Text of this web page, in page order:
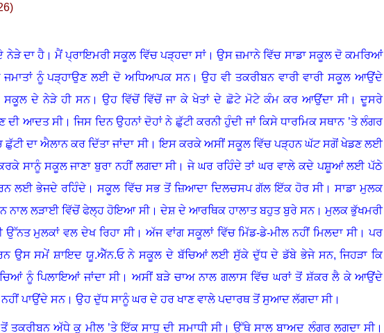
ਨੇੜੇ ਦਾ ਹੈ।ਮੈਂ ਪ੍ਰਾਇਮਰੀ ਸਕੂਲ ਵਿੱਚ ਪੜ੍ਹਦਾ ਸਾਂ।ਉਸ ਜ਼ਮਾਨੇ ਵਿੱਚ ਸਾਡਾ ਸਕੂਲ ਦੋ ਕਮਰਿਆਂ
ਜਮਾਤਾਂ ਨੂੰ ਪੜ੍ਹਾਉਣ ਲਈ ਦੋ ਅਧਿਆਪਕ ਸਨ।ਉਹ ਵੀ ਤਕਰੀਬਨ ਵਾਰੀ ਵਾਰੀ ਸਕੂਲ ਆਉਂਦੇ
ਸਕੂਲ ਦੇ ਨੇੜੇ ਹੀ ਸਨ। ਉਹ ਵਿੱਚੋਂ ਵਿੱਚੋਂ ਜਾ ਕੇ ਖੇਤਾਂ ਦੇ ਛੋਟੇ ਮੋਟੇ ਕੰਮ ਕਰ ਆਉਂਦਾ ਸੀ।ਦੂਸਰੇ
ਦੀ ਆਦਤ ਸੀ।ਜਿਸ ਦਿਨ ਉਹਨਾਂ ਦੋਹਾਂ ਨੇ ਛੁੱਟੀ ਕਰਨੀ ਹੁੰਦੀ ਜਾਂ ਕਿਸੇ ਧਾਰਮਿਕ ਸਥਾਨ ’ਤੇ ਲੰਗਰ
ਦਾ ਐਲਾਨ ਕਰ ਦਿੱਤਾ ਜਾਂਦਾ ਸੀ।ਇਸ ਕਰਕੇ ਅਸੀਂ ਸਕੂਲ ਵਿੱਚ ਪੜ੍ਹਨ ਘੱਟ ਸਗੋਂ ਖੇਡਣ ਲਈ
ਸਾਨੂੰ ਸਕੂਲ ਜਾਣਾ ਬੁਰਾ ਨਹੀਂ ਲਗਦਾ ਸੀ।ਜੇ ਘਰ ਰਹਿੰਦੇ ਤਾਂ ਘਰ ਵਾਲੇ ਕਦੇ ਪਸ਼ੂਆਂ ਲਈ ਪੱਠੇ
ਲਈ ਭੇਜਦੇ ਰਹਿੰਦੇ ।ਸਕੂਲ ਵਿੱਚ ਸਭ ਤੋਂ ਜ਼ਿਆਦਾ ਦਿਲਚਸਪ ਗੱਲ ਇੱਕ ਹੋਰ ਸੀ। ਸਾਡਾ ਮੁਲਕ
ਨਾਲ ਲੜਾਈ ਵਿੱਚੋਂ ਫੇਲ੍ਹ ਹੋਇਆ ਸੀ।ਦੇਸ਼ ਦੇ ਆਰਥਿਕ ਹਾਲਾਤ ਬਹੁਤ ਬੁਰੇ ਸਨ। ਮੁਲਕ ਭੁੱਖਮਰੀ
ਉੱਨਤ ਮੁਲਕਾਂ ਵਲ ਦੇਖ ਰਿਹਾ ਸੀ। ਅੱਜ ਵਾਂਗ ਸਕੂਲਾਂ ਵਿੱਚ ਮਿੱਡ-ਡੇ-ਮੀਲ ਨਹੀਂ ਮਿਲਦਾ ਸੀ।ਪਰ
ਉਸ ਸਮੇਂ ਸ਼ਾਇਦ ਯੂ.ਐੱਨ.ਓ ਨੇ ਸਕੂਲ ਦੇ ਬੱਚਿਆਂ ਲਈ ਸੁੱਕੇ ਦੁੱਧ ਦੇ ਡੱਬੇ ਭੇਜੇ ਸਨ, ਜਿਹੜਾ ਕਿ
ਨੂੰ ਪਿਲਾਇਆਂ ਜਾਂਦਾ ਸੀ। ਅਸੀਂ ਬੜੇ ਚਾਅ ਨਾਲ ਗਲਾਸ ਵਿੱਚ ਘਰਾਂ ਤੋਂ ਸ਼ੱਕਰ ਲੈ ਕੇ ਆਉਂਦੇ
ਪਾਉਂਦੇ ਸਨ। ਉਹ ਦੁੱਧ ਸਾਨੂੰ ਘਰ ਦੇ ਹਰ ਖਾਣ ਵਾਲੇ ਪਦਾਰਥ ਤੋਂ ਸੁਆਦ ਲੱਗਦਾ ਸੀ।
ਤਕਰੀਬਨ ਅੱਧੇ ਕੁ ਮੀਲ ’ਤੇ ਇੱਕ ਸਾਧੂ ਦੀ ਸਮਾਧੀ ਸੀ। ਉੱਥੇ ਸਾਲ ਬਾਅਦ ਲੰਗਰ ਲਗਦਾ ਸੀ।